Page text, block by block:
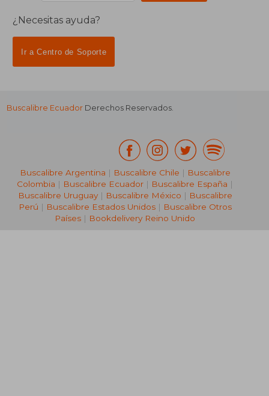
¿Necesitas ayuda?
Ir a Centro de Soporte
Buscalibre Ecuador Derechos Reservados.
Buscalibre Argentina | Buscalibre Chile | Buscalibre
Colombia | Buscalibre Ecuador | Buscalibre España |
Buscalibre Uruguay| Buscalibre México | Buscalibre
Perú | Buscalibre Estados Unidos| Buscalibre Otros
Países | Bookdelivery Reino Unido